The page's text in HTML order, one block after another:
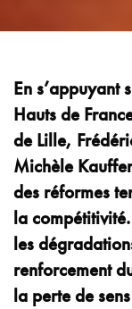
En s’appuyant
Hauts de
de Lille,
Michèle
des réformes
la
les
renforcement
la perte de